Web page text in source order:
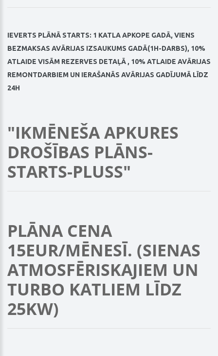
IEVERTS PLĀNĀ STARTS: 1 KATLA APKOPE GADĀ, VIENS
BEZMAKSAS AVĀRIJAS IZSAUKUMS GADĀ(1H-DARBS), 10%
ATLAIDE VISĀM REZERVES DETAĻĀ , 10% ATLAIDE AVĀRIJAS
REMONTDARBIEM UN IERAŠANĀS AVĀRIJAS GADĪJUMĀ LĪDZ
24H
"IKMĒNEŠA APKURES
DROŠĪBAS PLĀNS-
STARTS-PLUSS"
PLĀNA CENA
15EUR/MĒNESĪ. (SIENAS
ATMOSFĒRISKAJIEM UN
TURBO KATLIEM LĪDZ
25KW)